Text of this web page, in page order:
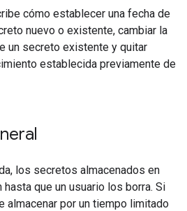
cómo establecer una fecha de
nuevo o existente, cambiar la
un secreto existente y quitar
establecida previamente de
los secretos almacenados en
que un usuario los borra. Si
almacenar por un tiempo limitado